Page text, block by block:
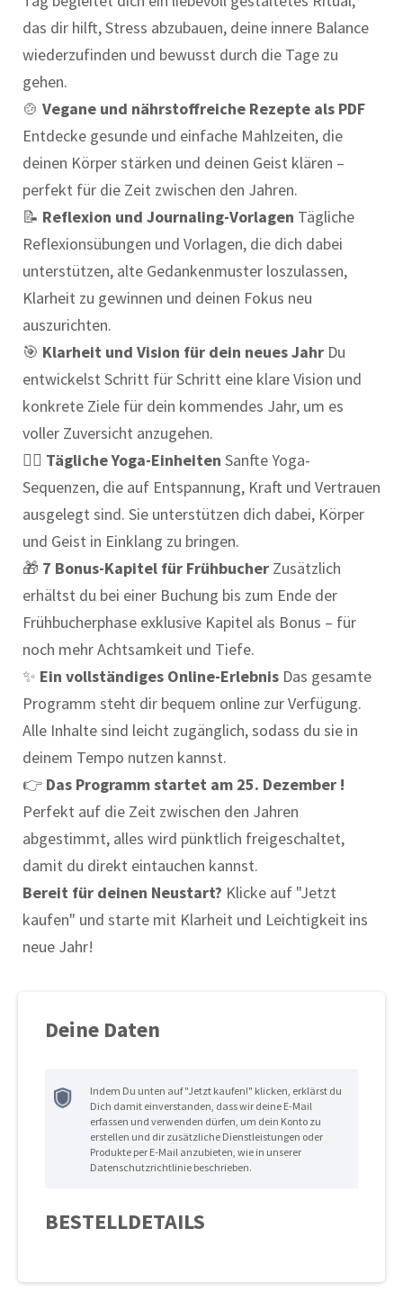
das dir hilft, Stress abzubauen, deine innere Balance
wiederzufinden und bewusst durch die Tage zu
gehen.
🍲 Vegane und nährstoffreiche Rezepte als PDF
Entdecke gesunde und einfache Mahlzeiten, die
deinen Körper stärken und deinen Geist klären –
perfekt für die Zeit zwischen den Jahren.
📝 Reflexion und Journaling-Vorlagen Tägliche
Reflexionsübungen und Vorlagen, die dich dabei
unterstützen, alte Gedankenmuster loszulassen,
Klarheit zu gewinnen und deinen Fokus neu
auszurichten.
🎯 Klarheit und Vision für dein neues Jahr Du
entwickelst Schritt für Schritt eine klare Vision und
konkrete Ziele für dein kommendes Jahr, um es
voller Zuversicht anzugehen.
🧘‍♀️ Tägliche Yoga-Einheiten Sanfte Yoga-
Sequenzen, die auf Entspannung, Kraft und Vertrauen
ausgelegt sind. Sie unterstützen dich dabei, Körper
und Geist in Einklang zu bringen.
🎁 7 Bonus-Kapitel für Frühbucher Zusätzlich
erhältst du bei einer Buchung bis zum Ende der
Frühbucherphase exklusive Kapitel als Bonus – für
noch mehr Achtsamkeit und Tiefe.
✨ Ein vollständiges Online-Erlebnis Das gesamte
Programm steht dir bequem online zur Verfügung.
Alle Inhalte sind leicht zugänglich, sodass du sie in
deinem Tempo nutzen kannst.
👉 Das Programm startet am 25. Dezember !
Perfekt auf die Zeit zwischen den Jahren
abgestimmt, alles wird pünktlich freigeschaltet,
damit du direkt eintauchen kannst.
Bereit für deinen Neustart? Klicke auf "Jetzt
kaufen" und starte mit Klarheit und Leichtigkeit ins
neue Jahr!
Deine Daten
Indem Du unten auf "Jetzt kaufen!" klicken, erklärst du
Dich damit einverstanden, dass wir deine E-Mail
erfassen und verwenden dürfen, um dein Konto zu
erstellen und dir zusätzliche Dienstleistungen oder
Produkte per E-Mail anzubieten, wie in unserer
Datenschutzrichtlinie beschrieben.
BESTELLDETAILS